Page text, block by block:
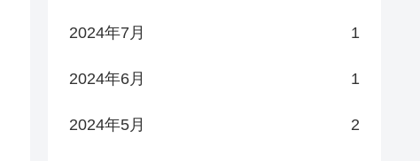
2024年7月 1
2024年6月 1
2024年5月 2